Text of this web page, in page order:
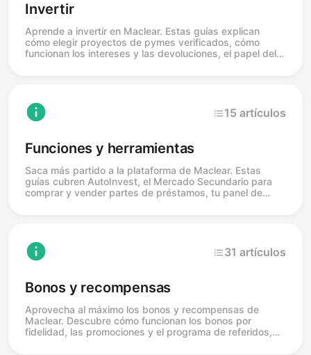
Invertir
Aprende a invertir en Maclear. Estas guías explican
cómo elegir proyectos de pymes verificados, cómo
funcionan los intereses y las devoluciones, el papel del
Funciones y herramientas
Saca más partido a la plataforma de Maclear. Estas
guías cubren AutoInvest, el Mercado Secundario para
comprar y vender partes de préstamos, tu panel de
15 artículos
Bonos y recompensas
Aprovecha al máximo los bonos y recompensas de
Maclear. Descubre cómo funcionan los bonos por
fidelidad, las promociones y el programa de referidos,
31 artículos